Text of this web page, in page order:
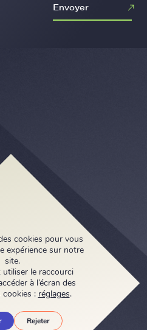
Envoyer
cookies pour vous
expérience sur notre
site.
le raccourci
à l’écran des
cookies : réglages.
Rejeter